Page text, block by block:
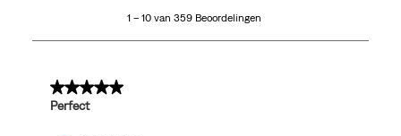
359
1 – 10 van 359 Beoordelingen
5 van 5 sterren.
Perfect